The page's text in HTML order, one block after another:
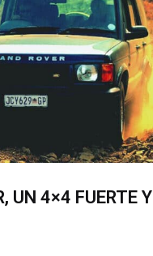
UN 4×4 FUERTE Y